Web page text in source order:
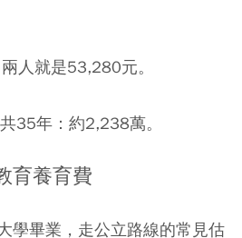
人就是53,280元。
35年：約2,238萬。
育養育費
學畢業，走公立路線的常見估